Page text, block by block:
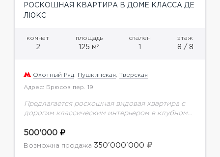
РОСКОШНАЯ КВАРТИРА В ДОМЕ КЛАССА ДЕ
ЛЮКС
комнат
2
площадь
125 м2
спален этаж
8 / 8
Охотный Ряд, Пушкинская, Тверская
Адрес: Брюсов пер. 19
Предлагается роскошная видовая квартира с
дорогим классическим интерьером в клубном
укомплектована эксклюзивной мебелью из
ценных пород дерева и бытовой техникой
500'000
Возможна продажа 350'000'000